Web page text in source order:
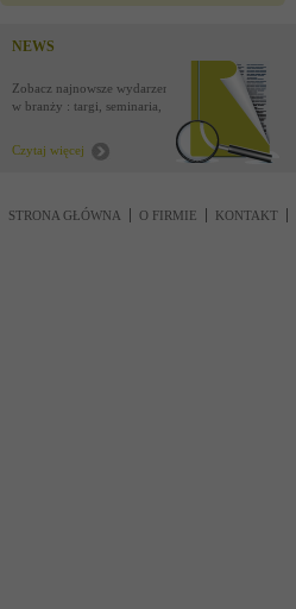
NEWS
Zobacz najnowsze wydarzenia
w branży : targi, seminaria,
Czytaj więcej
STRONA GŁÓWNA O FIRMIE KONTAKT